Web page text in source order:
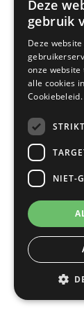
Deze
gebruik
Deze
onze
alle cookies
Cookiebeleid.
NIET-